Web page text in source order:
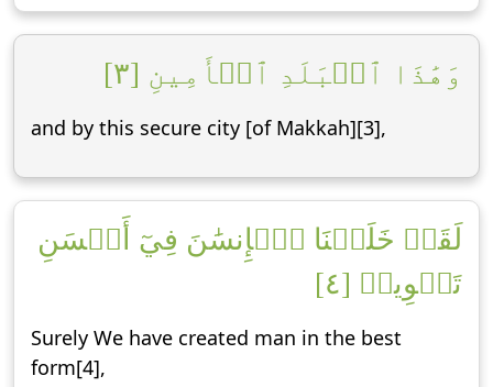
وَهَٰذَا ٱلۡبَلَدِ ٱلۡأَمِينِ [٣]
and by this secure city [of Makkah][3],
لَقَدۡ خَلَقۡنَا ٱلۡإِنسَٰنَ فِيٓ أَحۡسَنِ
تَقۡوِيمٖ [٤]
Surely We have created man in the best
form[4],